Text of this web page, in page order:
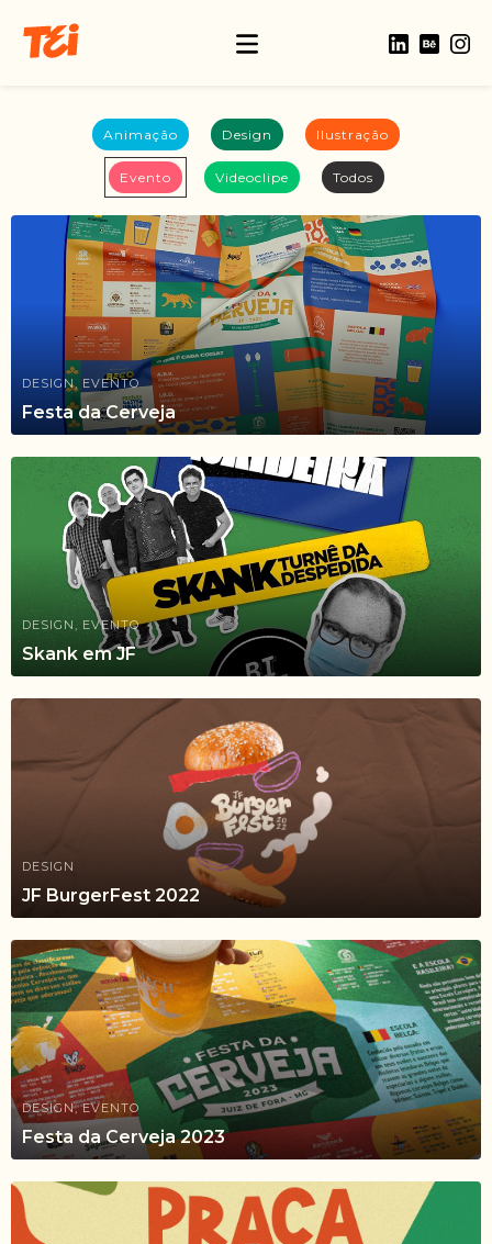
Animação Design Ilustração
Evento Videoclipe Todos
DESIGN, EVENTO
Festa da Cerveja
DESIGN, EVENTO
Skank em JF
DESIGN
JF BurgerFest 2022
DESIGN, EVENTO
Festa da Cerveja 2023